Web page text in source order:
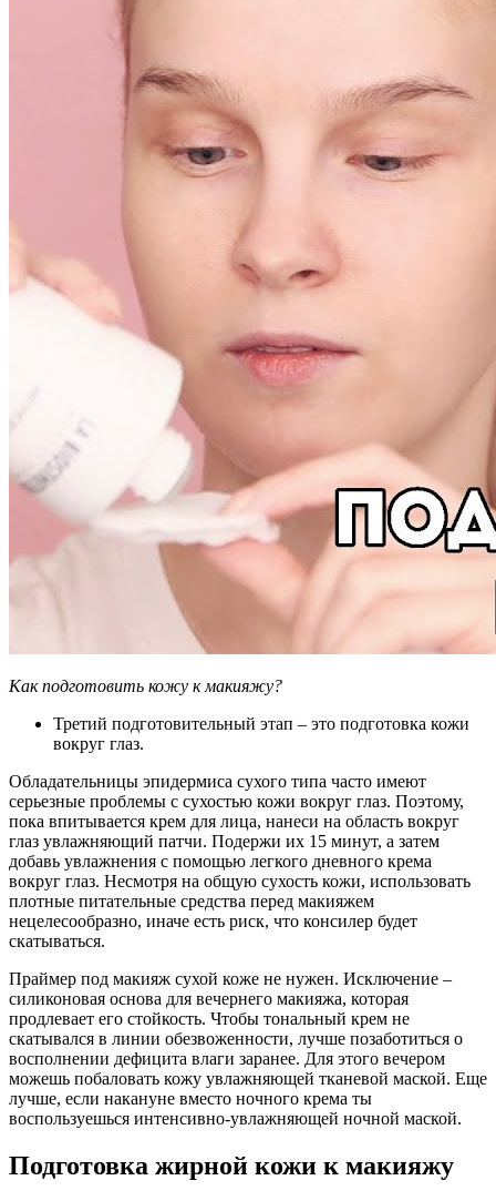
Как подготовить кожу к макияжу?
Третий подготовительный этап – это подготовка кожи
вокруг глаз.
Обладательницы эпидермиса сухого типа часто имеют
серьезные проблемы с сухостью кожи вокруг глаз. Поэтому,
пока впитывается крем для лица, нанеси на область вокруг
глаз увлажняющий патчи. Подержи их 15 минут, а затем
добавь увлажнения с помощью легкого дневного крема
вокруг глаз. Несмотря на общую сухость кожи, использовать
плотные питательные средства перед макияжем
нецелесообразно, иначе есть риск, что консилер будет
скатываться.
Праймер под макияж сухой коже не нужен. Исключение –
силиконовая основа для вечернего макияжа, которая
продлевает его стойкость. Чтобы тональный крем не
скатывался в линии обезвоженности, лучше позаботиться о
восполнении дефицита влаги заранее. Для этого вечером
можешь побаловать кожу увлажняющей тканевой маской. Еще
лучше, если накануне вместо ночного крема ты
воспользуешься интенсивно-увлажняющей ночной маской.
Подготовка жирной кожи к макияжу